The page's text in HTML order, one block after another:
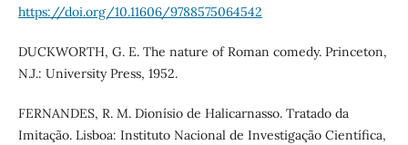
https://doi.org/10.11606/9788575064542
DUCKWORTH, G. E. The nature of Roman comedy. Princeton,
N.J.: University Press, 1952.
FERNANDES, R. M. Dionísio de Halicarnasso. Tratado da
Imitação. Lisboa: Instituto Nacional de Investigação Científica,